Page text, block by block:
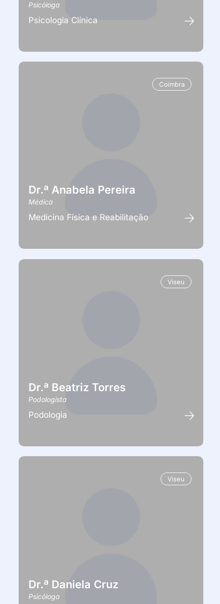
Psicóloga
Psicologia Clínica
Coimbra
Dr.ª Anabela Pereira
Médica
Medicina Física e Reabilitação
Viseu
Dr.ª Beatriz Torres
Podologista
Podologia
Viseu
Dr.ª Daniela Cruz
Psicóloga